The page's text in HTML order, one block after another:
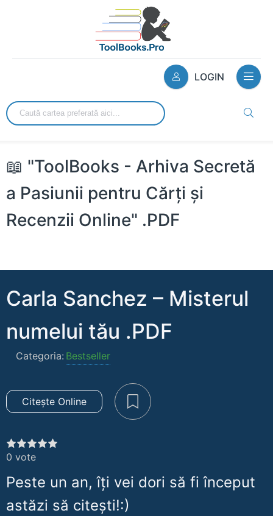
LOGIN
📖 "ToolBooks - Arhiva Secretă
a Pasiunii pentru Cărți și
Recenzii Online" .PDF
Carla Sanchez – Misterul
numelui tău .PDF
Categoria: Bestseller
Citește Online
0 vote
Peste un an, îți vei dori să fi început
astăzi să citești!:)